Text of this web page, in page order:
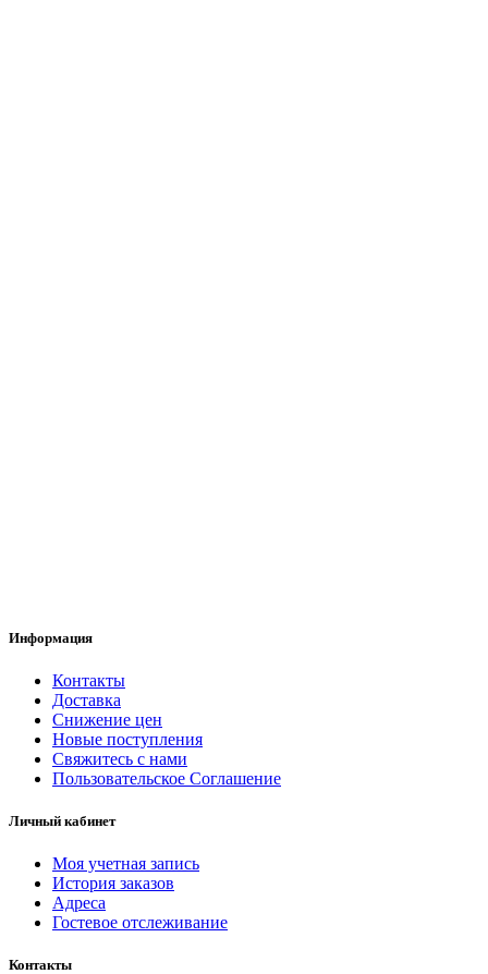
Информация
Контакты
Доставка
Снижение цен
Новые поступления
Свяжитесь с нами
Пользовательское Соглашение
Личный кабинет
Моя учетная запись
История заказов
Адреса
Гостевое отслеживание
Контакты